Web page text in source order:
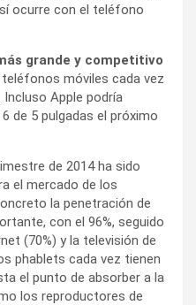
ocurre con el teléfono
grande y competitivo
móviles cada vez
Apple podría
de 5 pulgadas el próximo
de 2014 ha sido
el mercado de los
la penetración de
con el 96%, seguido
(70%) y la televisión de
phablets cada vez tienen
el punto de absorber a la
los reproductores de